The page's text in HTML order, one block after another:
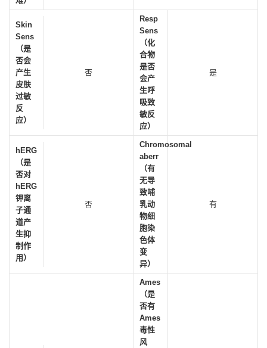
Skin
Sens
（是
否会
产生
皮肤
过敏
反
应）
否
Resp
Sens
（化
合物
是否
会产
生呼
吸致
敏反
应）
是
hERG
（是
否对
hERG
钾离
子通
道产
生抑
制作
用）
否
Chromosomal
aberr
（有
无导
致哺
乳动
物细
胞染
色体
变
异）
有
Ames
（是
否有
Ames
毒性
风